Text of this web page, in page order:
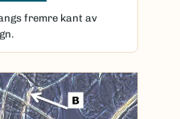
fremre kant av